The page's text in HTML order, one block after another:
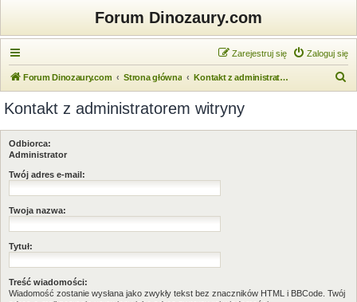
Forum Dinozaury.com
Zaloguj się
Zarejestruj się
Forum Dinozaury.com Strona główna Kontakt z administratorem witryny
k
Kontakt z administratorem witryny
Odbiorca:
Administrator
Twój adres e-mail:
Twoja nazwa:
Tytuł:
Treść wiadomości:
Wiadomość zostanie wysłana jako zwykły tekst bez znaczników HTML i BBCode. Twój